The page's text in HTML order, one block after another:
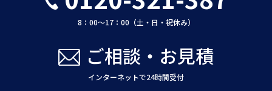
8：00〜17：00（土・日・祝休み）
ご相談・お見積
インターネットで24時間受付